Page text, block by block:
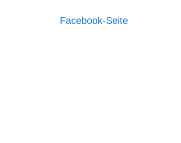
Facebook-Seite